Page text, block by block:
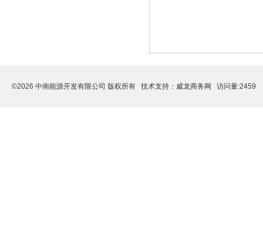
©2026 中南能源开发有限公司 版权所有 技术支持： 威龙商务网 访问量:2459